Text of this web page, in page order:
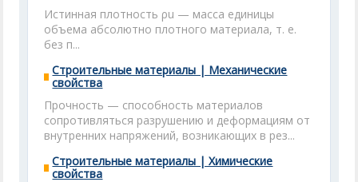
Истинная плотность ρu — масса единицы
объема абсолютно плотного материала, т. е.
без п...
Строительные материалы | Механические
свойства
Прочность — способность материалов
сопротивляться разру­шению и деформациям от
внутренних напряжений, возникающих в рез...
Строительные материалы | Химические
свойства